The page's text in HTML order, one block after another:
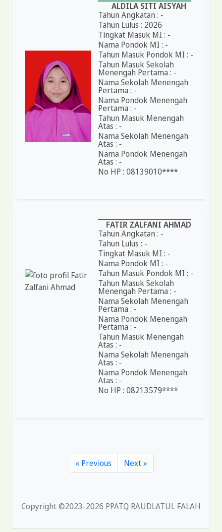
ALDILA SITI AISYAH
Tahun Angkatan : -
Tahun Lulus : 2026
Tingkat Masuk MI : -
Nama Pondok MI : -
Tahun Masuk Pondok MI : -
Tahun Masuk Sekolah
Menengah Pertama : -
Nama Sekolah Menengah
Pertama : -
Nama Pondok Menengah
Pertama : -
Tahun Masuk Menengah
Atas : -
Nama Sekolah Menengah
Atas : -
Nama Pondok Menengah
Atas : -
No HP : 08139010****
FATIR ZALFANI AHMAD
Tahun Angkatan : -
Tahun Lulus : -
Tingkat Masuk MI : -
Nama Pondok MI : -
Tahun Masuk Pondok MI : -
Tahun Masuk Sekolah
Menengah Pertama : -
Nama Sekolah Menengah
Pertama : -
Nama Pondok Menengah
Pertama : -
Tahun Masuk Menengah
Atas : -
Nama Sekolah Menengah
Atas : -
Nama Pondok Menengah
Atas : -
No HP : 08213579****
« Previous Next »
Copyright ©2023-2026 PPATQ RAUDLATUL FALAH